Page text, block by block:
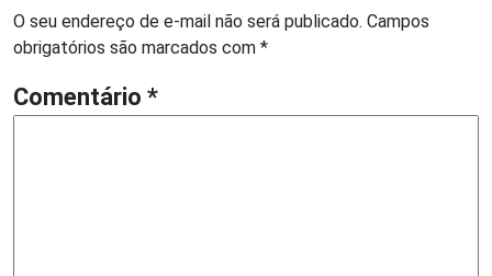
O seu endereço de e-mail não será publicado. Campos
obrigatórios são marcados com *
Comentário *